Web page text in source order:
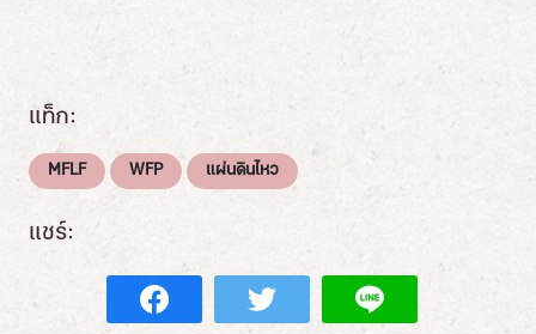
แท็ก:
MFLF WFP แผ่นดินไหว
แชร์: